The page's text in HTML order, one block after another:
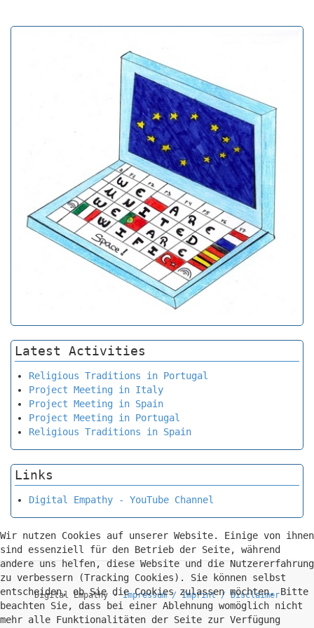
Latest Activities
Religious Traditions in Portugal
Project Meeting in Italy
Project Meeting in Spain
Project Meeting in Portugal
Religious Traditions in Spain
Links
Digital Empathy - YouTube Channel
Digital Empathy -Impressum / Imprint / Disclaimer
Wir nutzen Cookies auf unserer Website. Einige von ihnen
sind essenziell für den Betrieb der Seite, während
andere uns helfen, diese Website und die Nutzererfahrung
zu verbessern (Tracking Cookies). Sie können selbst
entscheiden, ob Sie die Cookies zulassen möchten. Bitte
beachten Sie, dass bei einer Ablehnung womöglich nicht
mehr alle Funktionalitäten der Seite zur Verfügung